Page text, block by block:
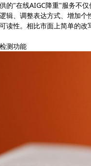
的"在线AIGC降重"服务不
辑、调整表达方式、增加
读性。相比市面上简单的改
测功能